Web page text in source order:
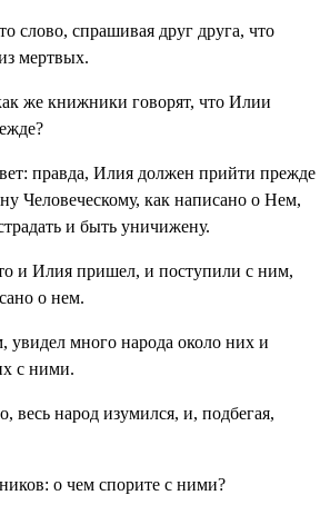
слово, спрашивая друг друга, что
мертвых.
же книжники говорят, что Илии
правда, Илия должен прийти прежде
Человеческому, как написано о Нем,
и быть уничижену.
и Илия пришел, и поступили с ним,
о нем.
увидел много народа около них и
с ними.
весь народ изумился, и, подбегая,
о чем спорите с ними?